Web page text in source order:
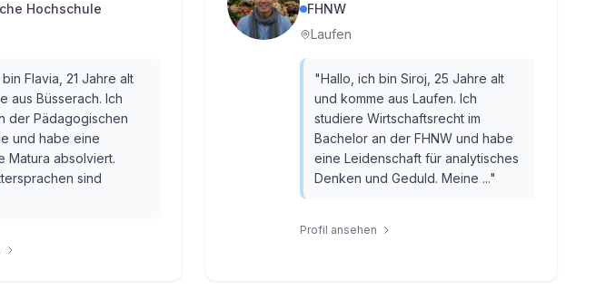
Hochschule
Flavia, 21 Jahre alt
aus Büsserach. Ich
der Pädagogischen
und habe eine
Matura absolviert.
sind
FHNW
Laufen
"Hallo, ich bin Siroj, 25 Jahre alt
und komme aus Laufen. Ich
studiere Wirtschaftsrecht im
Bachelor an der FHNW und habe
eine Leidenschaft für analytisches
Denken und Geduld. Meine ..."
Profil ansehen